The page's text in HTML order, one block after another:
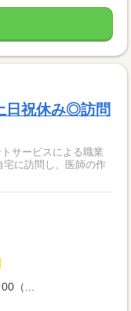
日祝休み◎訪問
サービスによる職業
に訪問し、医師の作
（...